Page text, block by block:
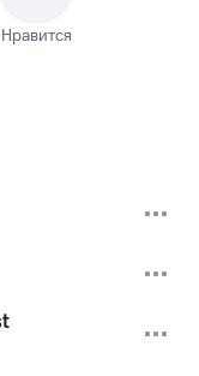
Нравится